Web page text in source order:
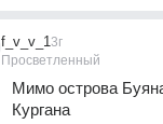
f_v_v_1
Просветленный
3г
Мимо острова
Кургана